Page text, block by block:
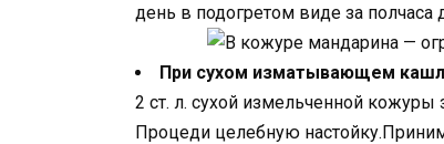
день в подогретом виде за полчаса
При сухом изматывающем
2 ст. л. сухой измельченной
Процеди целебную